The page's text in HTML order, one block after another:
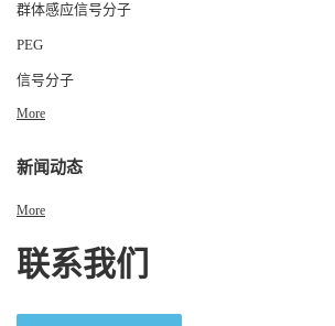
群体感应信号分子
PEG
信号分子
More
新闻动态
More
联系我们